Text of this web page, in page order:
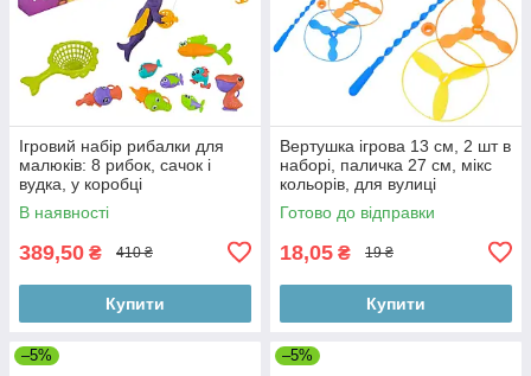
Ігровий набір рибалки для
малюків: 8 рибок, сачок і
вудка, у коробці
В наявності
389,50 ₴ 410 ₴
Купити
Вертушка ігрова 13 см, 2 шт в
наборі, паличка 27 см, мікс
кольорів, для вулиці
Готово до відправки
18,05 ₴ 19 ₴
Купити
–5% –5%